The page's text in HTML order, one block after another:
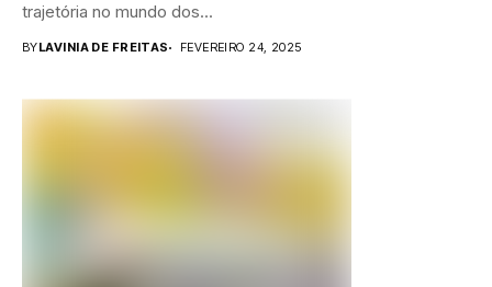
trajetória no mundo dos...
BYLAVINIA DE FREITAS FEVEREIRO 24, 2025